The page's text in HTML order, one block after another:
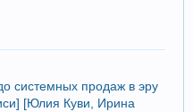
системных продаж в эру
[Юлия Куви, Ирина